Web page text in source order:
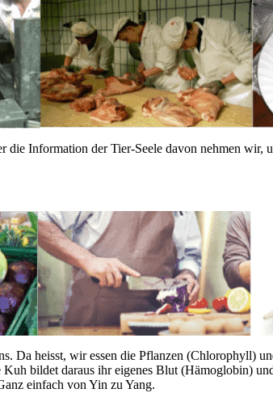
die Information der Tier-Seele davon nehmen
Da heisst, wir essen die Pflanzen (Chlorophyll)
bildet daraus ihr eigenes Blut (Hämoglobin)
einfach von Yin zu Yang.